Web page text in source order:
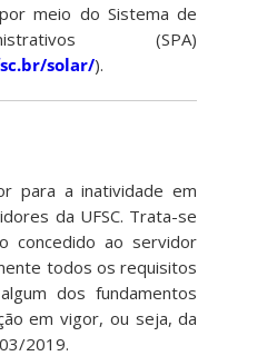
meio do Sistema de
(SPA)
solar/).
para a inatividade em
da UFSC. Trata-se
concedido ao servidor
todos os requisitos
dos fundamentos
em vigor, ou seja, da
2019.